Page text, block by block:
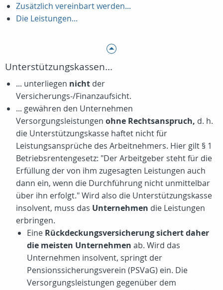
Zusätzlich vereinbart werden...
Die Leistungen...
Unterstützungskassen...
... unterliegen nicht der
Versicherungs-/Finanzaufsicht.
... gewähren den Unternehmen
Versorgungsleistungen ohne Rechtsanspruch, d. h.
die Unterstützungskasse haftet nicht für
Leistungsansprüche des Arbeitnehmers. Hier gilt § 1
Betriebsrentengesetz: "Der Arbeitgeber steht für die
Erfüllung der von ihm zugesagten Leistungen auch
dann ein, wenn die Durchführung nicht unmittelbar
über ihn erfolgt." Wird also die Unterstützungskasse
insolvent, muss das Unternehmen die Leistungen
erbringen.
Eine Rückdeckungsversicherung sichert daher
die meisten Unternehmen ab. Wird das
Unternehmen insolvent, springt der
Pensionssicherungsverein (PSVaG) ein. Die
Versorgungsleistungen gegenüber dem